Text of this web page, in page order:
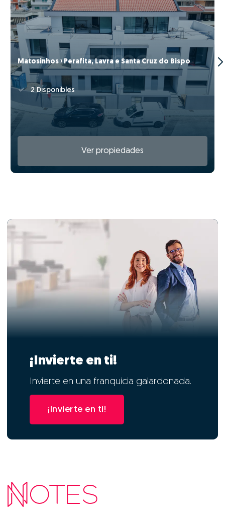
Matosinhos › Perafita, Lavra e Santa Cruz do Bispo
2 Disponibles
Ver propiedades
¡Invierte en ti!
Invierte en una franquicia galardonada.
¡Invierte en ti!